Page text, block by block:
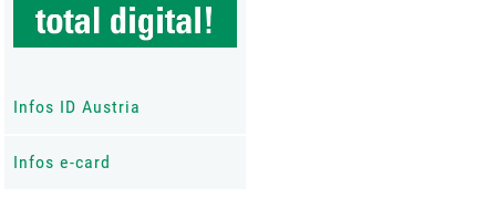
Infos ID Austria
Infos e-card